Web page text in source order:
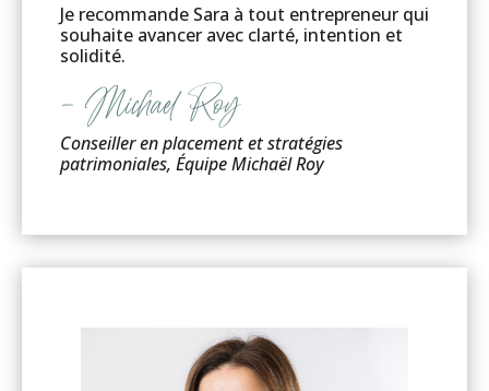
Je recommande Sara à tout entrepreneur qui
souhaite avancer avec clarté, intention et
solidité.
– Michael Roy
Conseiller en placement et stratégies
patrimoniales, Équipe Michaël Roy